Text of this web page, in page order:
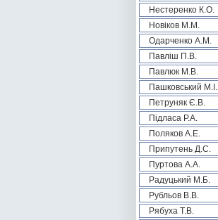
Нестеренко К.О.
Новіков М.М.
Одарченко А.М.
Павліш П.В.
Павлюк М.В.
Пашковський М.І.
Петруняк Є.В.
Підласа Р.А.
Поляков А.Е.
Припутень Д.С.
Пуртова А.А.
Радуцький М.Б.
Рубльов В.В.
Рябуха Т.В.